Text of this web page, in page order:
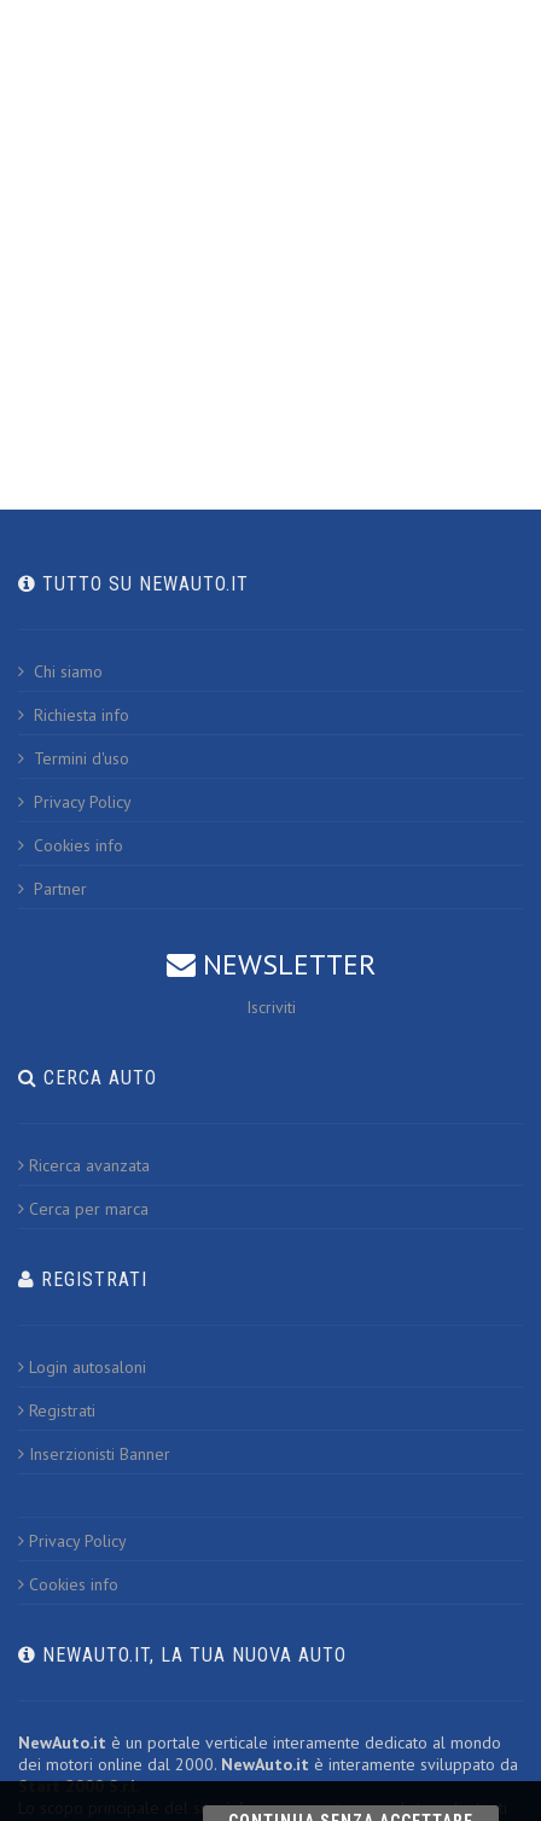
TUTTO SU NEWAUTO.IT
Chi siamo
Richiesta info
Termini d'uso
Privacy Policy
Cookies info
Partner
NEWSLETTER
Iscriviti
CERCA AUTO
Ricerca avanzata
Cerca per marca
REGISTRATI
Login autosaloni
Registrati
Inserzionisti Banner
Privacy Policy
Cookies info
NEWAUTO.IT, LA TUA NUOVA AUTO
NewAuto.it è un portale verticale interamente dedicato al mondo
dei motori online dal 2000. NewAuto.it è interamente sviluppato da
Start 2000 S.r.l.
Lo scopo principale del sito è fornire risposte immediate agli utenti